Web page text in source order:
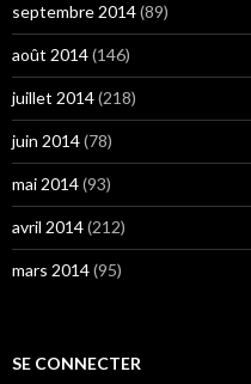
septembre 2014(89)
août 2014(146)
juillet 2014(218)
juin 2014(78)
mai 2014(93)
avril 2014(212)
mars 2014(95)
SE CONNECTER